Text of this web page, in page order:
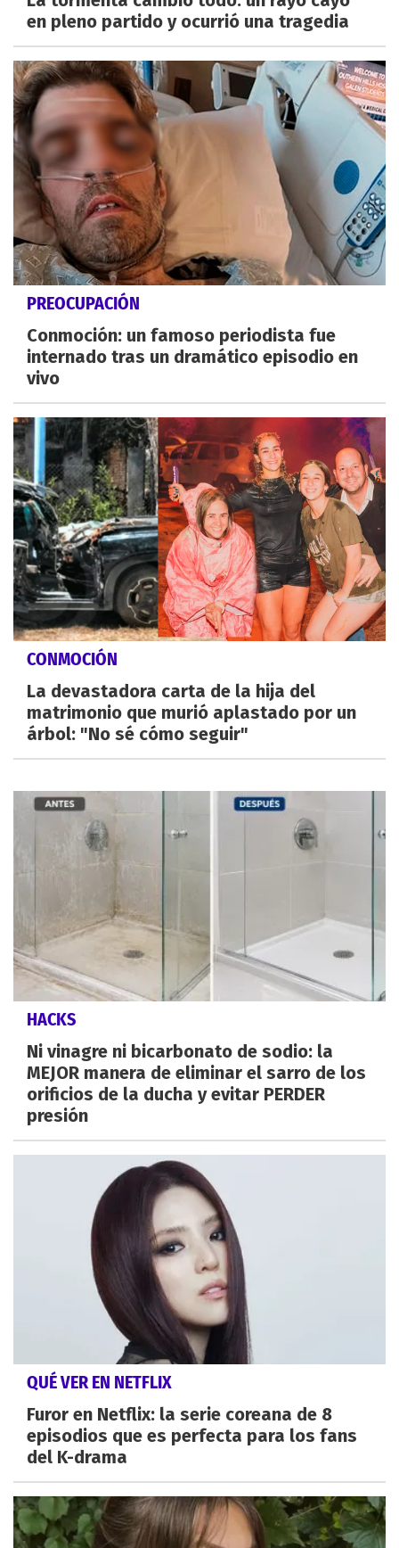
en pleno partido y ocurrió una tragedia
PREOCUPACIÓN
Conmoción: un famoso periodista fue
internado tras un dramático episodio en
vivo
CONMOCIÓN
La devastadora carta de la hija del
matrimonio que murió aplastado por un
árbol: "No sé cómo seguir"
HACKS
Ni vinagre ni bicarbonato de sodio: la
MEJOR manera de eliminar el sarro de los
orificios de la ducha y evitar PERDER
presión
QUÉ VER EN NETFLIX
Furor en Netflix: la serie coreana de 8
episodios que es perfecta para los fans
del K-drama